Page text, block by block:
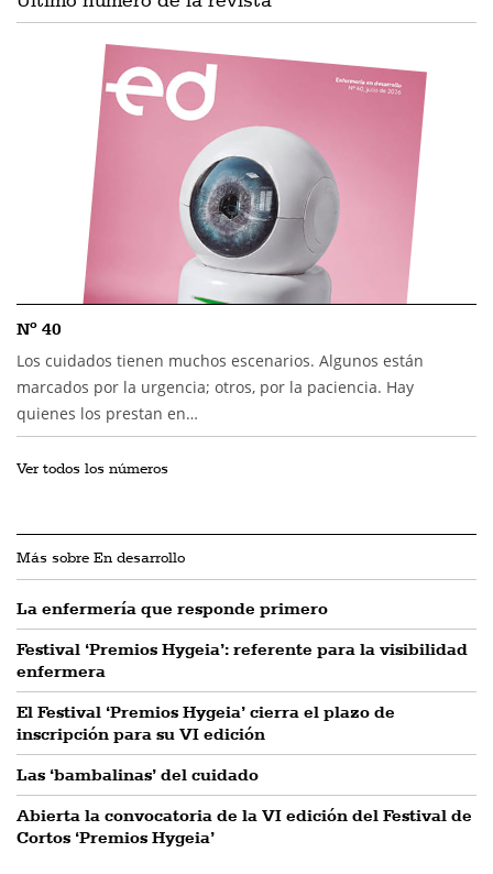
Nº 40
Los cuidados tienen muchos escenarios. Algunos están
marcados por la urgencia; otros, por la paciencia. Hay
quienes los prestan en…
Ver todos los números
Más sobre En desarrollo
La enfermería que responde primero
Festival ‘Premios Hygeia’: referente para la visibilidad
enfermera
El Festival ‘Premios Hygeia’ cierra el plazo de
inscripción para su VI edición
Las ‘bambalinas’ del cuidado
Abierta la convocatoria de la VI edición del Festival de
Cortos ‘Premios Hygeia’